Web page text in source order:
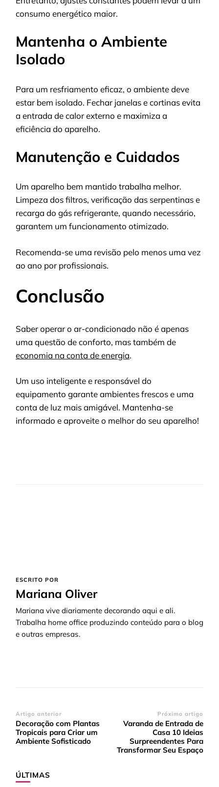
consumo energético maior.
Mantenha o Ambiente
Isolado
Para um resfriamento eficaz, o ambiente deve
estar bem isolado. Fechar janelas e cortinas evita
a entrada de calor externo e maximiza a
eficiência do aparelho.
Manutenção e Cuidados
Um aparelho bem mantido trabalha melhor.
Limpeza dos filtros, verificação das serpentinas e
recarga do gás refrigerante, quando necessário,
garantem um funcionamento otimizado.
Recomenda-se uma revisão pelo menos uma vez
ao ano por profissionais.
Conclusão
Saber operar o ar-condicionado não é apenas
uma questão de conforto, mas também de
economia na conta de energia.
Um uso inteligente e responsável do
equipamento garante ambientes frescos e uma
conta de luz mais amigável. Mantenha-se
informado e aproveite o melhor do seu aparelho!
ESCRITO POR
Mariana Oliver
Mariana vive diariamente decorando aqui e ali.
Trabalha home office produzindo conteúdo para o blog
e outras empresas.
Navegação
de
post
Artigo anterior
Decoração com Plantas
Tropicais para Criar um
Ambiente Sofisticado
Próximo artigo
Varanda de Entrada de
Casa 10 Ideias
Surpreendentes Para
Transformar Seu Espaço
ÚLTIMAS